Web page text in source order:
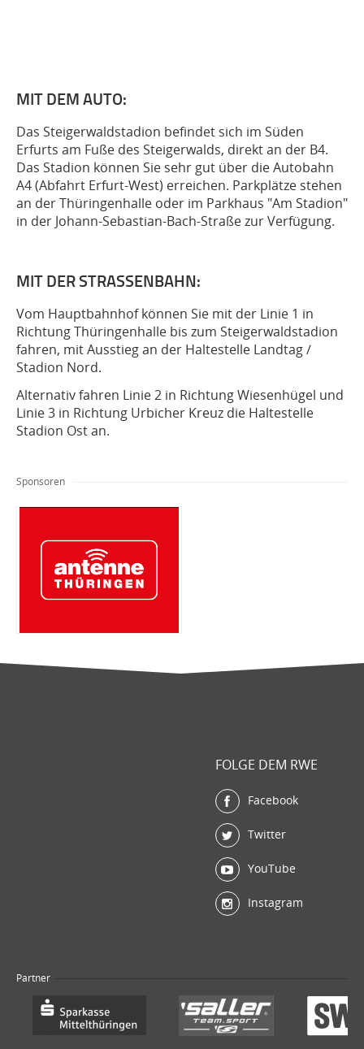
MIT DEM AUTO:
Das Steigerwaldstadion befindet sich im Süden
Erfurts am Fuße des Steigerwalds, direkt an der B4.
Das Stadion können Sie sehr gut über die Autobahn
A4 (Abfahrt Erfurt-West) erreichen. Parkplätze stehen
an der Thüringenhalle oder im Parkhaus "Am Stadion"
in der Johann-Sebastian-Bach-Straße zur Verfügung.
MIT DER STRASSENBAHN:
Vom Hauptbahnhof können Sie mit der Linie 1 in
Richtung Thüringenhalle bis zum Steigerwaldstadion
fahren, mit Ausstieg an der Haltestelle Landtag /
Stadion Nord.
Alternativ fahren Linie 2 in Richtung Wiesenhügel und
Linie 3 in Richtung Urbicher Kreuz die Haltestelle
Stadion Ost an.
Sponsoren
FOLGE DEM RWE
Facebook
Twitter
YouTube
Instagram
Partner